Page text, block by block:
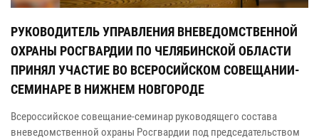
РУКОВОДИТЕЛЬ УПРАВЛЕНИЯ ВНЕВЕДОМСТВЕННОЙ
ОХРАНЫ РОСГВАРДИИ ПО ЧЕЛЯБИНСКОЙ ОБЛАСТИ
ПРИНЯЛ УЧАСТИЕ ВО ВСЕРОСИЙСКОМ СОВЕЩАНИИ-
СЕМИНАРЕ В НИЖНЕМ НОВГОРОДЕ
Всероссийское совещание-семинар руководящего состава
вневедомственной охраны Росгвардии под председательством